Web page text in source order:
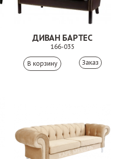
ДИВАН БАРТЕС
166-035
Заказ